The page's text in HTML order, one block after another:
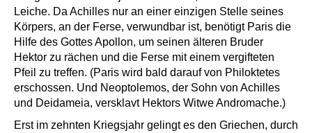
Leiche. Da Achilles nur an einer einzigen Stelle seines
Körpers, an der Ferse, verwundbar ist, benötigt Paris die
Hilfe des Gottes Apollon, um seinen älteren Bruder
Hektor zu rächen und die Ferse mit einem vergifteten
Pfeil zu treffen. (Paris wird bald darauf von Philoktetes
erschossen. Und Neoptolemos, der Sohn von Achilles
und Deidameia, versklavt Hektors Witwe Andromache.)
Erst im zehnten Kriegsjahr gelingt es den Griechen, durch